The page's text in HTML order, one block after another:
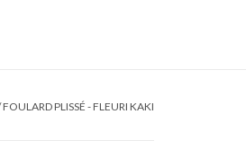
FOULARD PLISSÉ - FLEURI KAKI